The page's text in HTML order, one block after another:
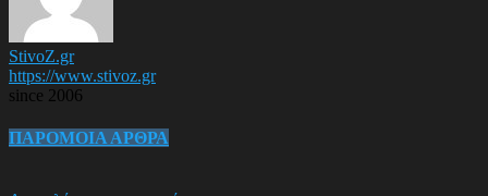
StivoZ.gr
https://www.stivoz.gr
since 2006
ΠΑΡΟΜΟΙΑ ΑΡΘΡΑ